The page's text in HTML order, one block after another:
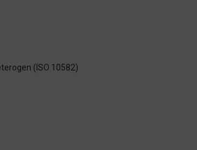
(ISO 10582)